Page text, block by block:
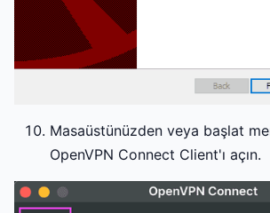
Masaüstünüzden veya başlat
OpenVPN Connect Client'ı açın.